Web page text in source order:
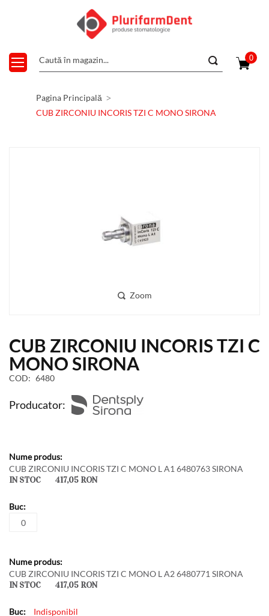
0
Pagina Principală
CUB ZIRCONIU INCORIS TZI C MONO SIRONA
CUB ZIRCONIU INCORIS TZI C
MONO SIRONA
COD 6480
Producator:
produs
grupate
CUB ZIRCONIU INCORIS TZI C MONO L A1 6480763 SIRONA
IN STOC
417,05 RON
CUB ZIRCONIU INCORIS TZI C MONO L A2 6480771 SIRONA
IN STOC
417,05 RON
Indisponibil
Zoom
to
the
beginning
of
images